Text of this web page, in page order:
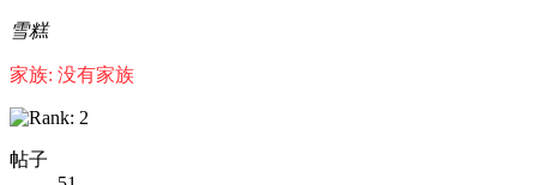
雪糕
家族: 没有家族
帖子